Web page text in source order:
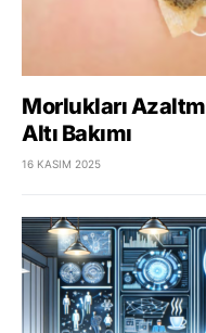
Morlukları
Altı Bakımı
16 KASIM 2025